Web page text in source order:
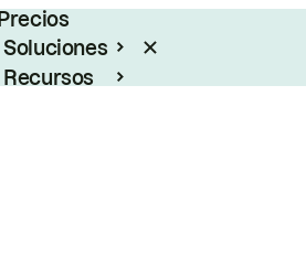
Precios
Soluciones
Recursos